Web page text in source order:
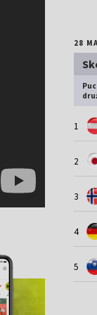
28
1
2
3
4
5